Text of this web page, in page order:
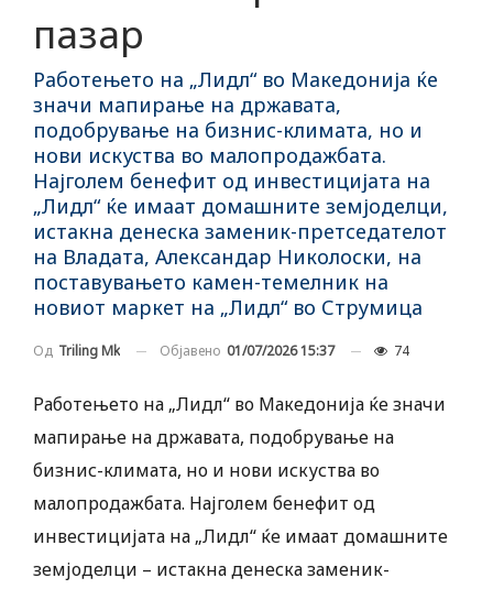
пазар
Работењето на „Лидл“ во Македонија ќе
значи мапирање на државата,
подобрување на бизнис-климата, но и
нови искуства во малопродажбата.
Најголем бенефит од инвестицијата на
„Лидл“ ќе имаат домашните земјоделци,
истакна денеска заменик-претседателот
на Владата, Александар Николоски, на
поставувањето камен-темелник на
новиот маркет на „Лидл“ во Струмица
Од Triling Mk Објавено 01/07/2026 15:37 74
Работењето на „Лидл“ во Македонија ќе значи
мапирање на државата, подобрување на
бизнис-климата, но и нови искуства во
малопродажбата. Најголем бенефит од
инвестицијата на „Лидл“ ќе имаат домашните
земјоделци – истакна денеска заменик-